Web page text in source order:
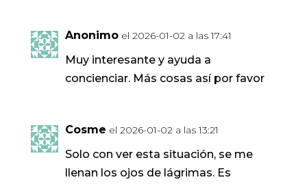
Anonimo el 2026-01-02 a las 17:41
Muy interesante y ayuda a
concienciar. Más cosas así por favor
Cosme el 2026-01-02 a las 13:21
Solo con ver esta situación, se me
llenan los ojos de lágrimas. Es